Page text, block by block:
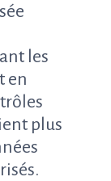
les
en
plus